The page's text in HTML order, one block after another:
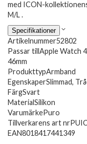
med ICON-
M/L .
Specifikationer
Artikelnummer52802
Passar tillApple Watch
46mm
ProdukttypArmband
EgenskaperSlimmad,
FärgSvart
MaterialSilikon
VarumärkePuro
Tillverkarens art nr
EAN8018417441349